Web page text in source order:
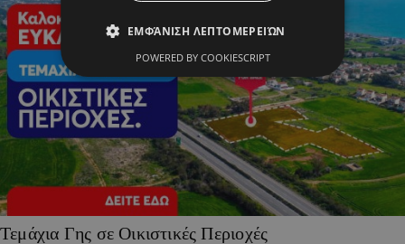
Τεμάχια Γης σε Οικιστικές Περιοχές
ΕΜΦΆΝΙΣΗ ΛΕΠΤΟΜΕΡΕΙΏΝ
POWERED BY COOKIESCRIPT